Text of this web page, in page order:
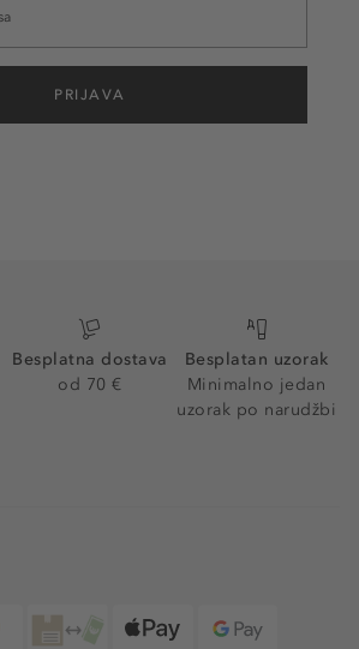
PRIJAVA
Besplatna dostava
od 70 €
Besplatan uzorak
Minimalno jedan
uzorak po narudžbi